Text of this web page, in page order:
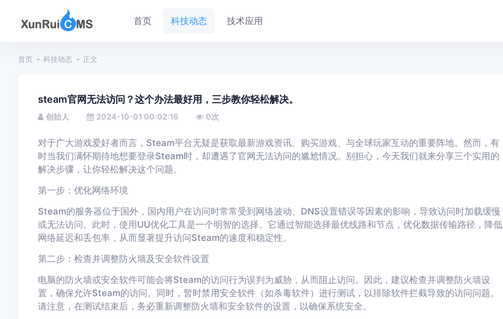
首页 科技动态 技术应用
首页 科技动态 正文
steam官网无法访问？这个办法最好用，三步教你轻松解决。
创始人 2024-10-01 00:02:16 0次
对于广大游戏爱好者而言，Steam平台无疑是获取最新游戏资讯、购买游戏、与全球玩家互动的重要阵地。然而，有
时当我们满怀期待地想要登录Steam时，却遭遇了官网无法访问的尴尬情况。别担心，今天我们就来分享三个实用的
解决步骤，让你轻松解决这个问题。
第一步：优化网络环境
Steam的服务器位于国外，国内用户在访问时常常受到网络波动、DNS设置错误等因素的影响，导致访问时加载缓慢
或无法访问。此时，使用UU优化工具是一个明智的选择。它通过智能选择最优线路和节点，优化数据传输路径，降低
网络延迟和丢包率，从而显著提升访问Steam的速度和稳定性。
第二步：检查并调整防火墙及安全软件设置
电脑的防火墙或安全软件可能会将Steam的访问行为误判为威胁，从而阻止访问。因此，建议检查并调整防火墙设
置，确保允许Steam的访问。同时，暂时禁用安全软件（如杀毒软件）进行测试，以排除软件拦截导致的访问问题。
请注意，在测试结束后，务必重新调整防火墙和安全软件的设置，以确保系统安全。